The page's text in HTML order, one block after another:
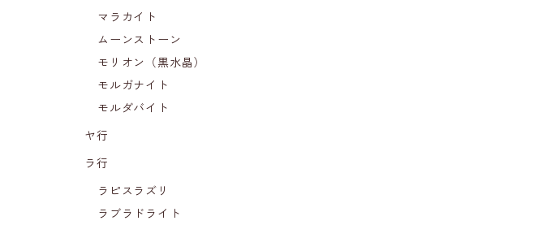
マラカイト
ムーンストーン
モリオン（黒水晶）
モルガナイト
モルダバイト
ヤ行
ラ行
ラピスラズリ
ラブラドライト